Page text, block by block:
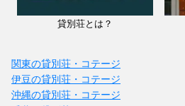
貸別荘とは？
関東の貸別荘・コテージ
伊豆の貸別荘・コテージ
沖縄の貸別荘・コテージ